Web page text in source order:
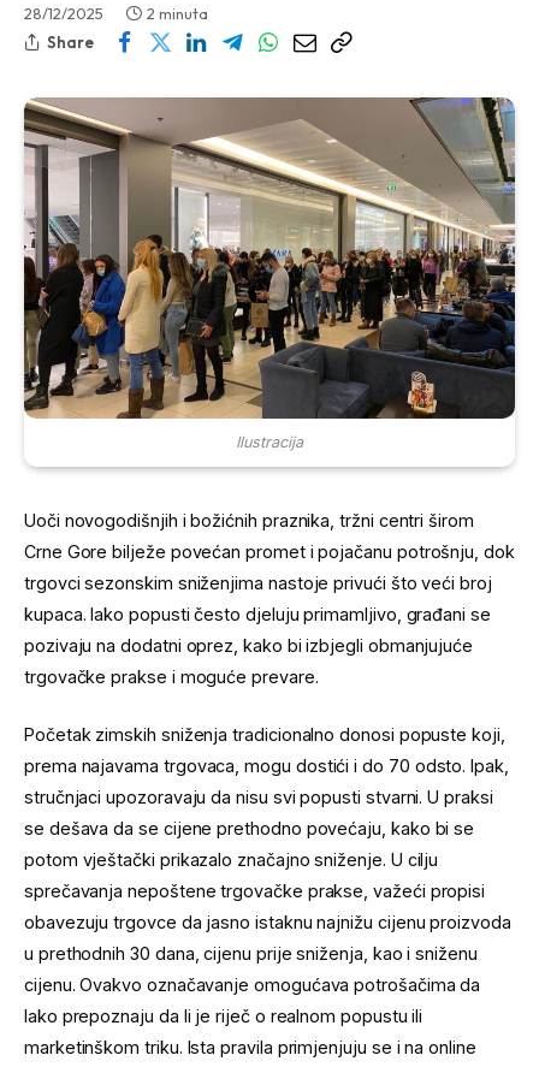
28/12/2025
2 minuta
Share
Ilustracija
Uoči novogodišnjih i božićnih praznika, tržni centri širom
Crne Gore bilježe povećan promet i pojačanu potrošnju, dok
trgovci sezonskim sniženjima nastoje privući što veći broj
kupaca. Iako popusti često djeluju primamljivo, građani se
pozivaju na dodatni oprez, kako bi izbjegli obmanjujuće
trgovačke prakse i moguće prevare.
Početak zimskih sniženja tradicionalno donosi popuste koji,
prema najavama trgovaca, mogu dostići i do 70 odsto. Ipak,
stručnjaci upozoravaju da nisu svi popusti stvarni. U praksi
se dešava da se cijene prethodno povećaju, kako bi se
potom vještački prikazalo značajno sniženje. U cilju
sprečavanja nepoštene trgovačke prakse, važeći propisi
obavezuju trgovce da jasno istaknu najnižu cijenu proizvoda
u prethodnih 30 dana, cijenu prije sniženja, kao i sniženu
cijenu. Ovakvo označavanje omogućava potrošačima da
lako prepoznaju da li je riječ o realnom popustu ili
marketinškom triku. Ista pravila primjenjuju se i na online